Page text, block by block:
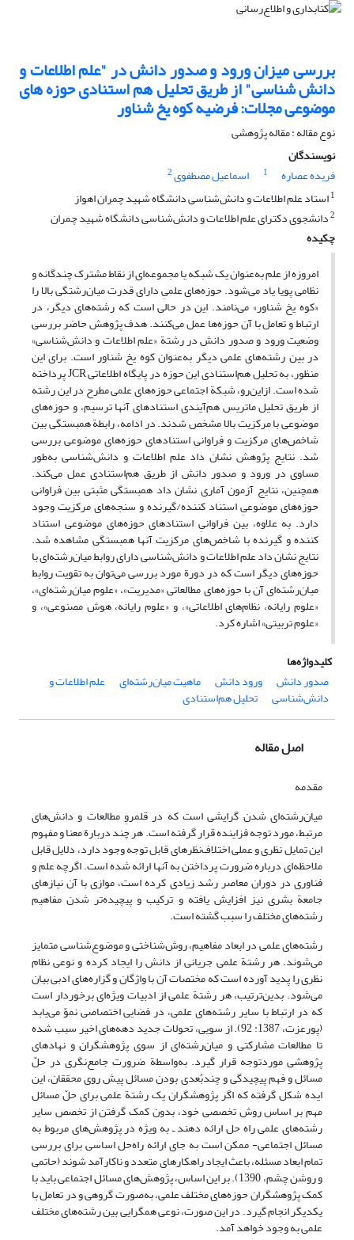
بررسی میزان ورود و صدور دانش در "علم اطلاعات و
دانش شناسی" از طریق تحلیل هم استنادی حوزه های
موضوعی مجلات: فرضیه کوه یخ شناور
نوع مقاله : مقاله پژوهشی
نویسندگان
فریده عصاره
1 اسماعیل مصطفوی2
1استاد علم اطلاعات و دانش‌شناسی دانشگاه شهید چمران اهواز
2دانشجوی دکترای علم اطلاعات و دانش‌شناسی دانشگاه شهید چمران
چکیده
امروزه از علم به‌عنوان یک شبکه یا مجموعه‌ای از نقاط مشترک چندگانه و
نظامی پویا یاد می‌شود. حوزه‌های علمیِ دارای قدرت میان‌رشتگی بالا را
«کوه یخ شناور» می‌نامند. این در حالی است که رشته‌های دیگر، در
ارتباط و تعامل با آن حوزه‌ها عمل می‌کنند. هدف پژوهش حاضر بررسی
وضعیت ورود و صدور دانش در رشتة «علم اطلاعات و دانش‌شناسی»
در بین رشته‌های علمی دیگر به‌عنوان کوه یخ شناور است. برای این
منظور، به تحلیل هم‌استنادی این حوزه در پایگاه اطلاعاتی JCR پرداخته
‌شده است. ازاین‌رو، شبکة اجتماعی حوزه‌های علمی مطرح در این رشته
از طریق تحلیل ماتریس هم‌آیندی استنادهای آنها ترسیم، و حوزه‌های
موضوعی با مرکزیت بالا مشخص شدند. در ادامه، رابطة همبستگی بین
شاخص‌های مرکزیت و فراوانی استنادهای حوزه‌های موضوعی بررسی
شد. نتایج پژوهش نشان داد علم اطلاعات و دانش‌شناسی به‌طور
مساوی در ورود و صدور دانش از طریق هم‌استنادی عمل می‌کند.
همچنین، نتایج آزمون آماری نشان داد همبستگی مثبتی بین فراوانی
حوزه‌های موضوعیِ استناد کننده/گیرنده و سنجه‌های مرکزیت وجود
دارد. به علاوه، بین فراوانیِ استنادهای حوزه‌های موضوعی استناد
کننده و گیرنده با شاخص‌های مرکزیت آنها همبستگی مشاهده شد.
نتایج نشان داد علم اطلاعات و دانش‌شناسی دارای روابط میان‌رشته‌ای با
حوزه‌های دیگر است که در دورة مورد بررسی می‌توان به تقویت روابط
میان‌رشته‌ای آن با حوزه‌های مطالعاتی «مدیریت»، «علوم میان‌رشته‌ای»،
«علوم رایانه، نظام‌های اطلاعاتی»، و «علوم رایانه، هوش مصنوعی»، و
«علوم تربیتی» اشاره کرد.
کلیدواژه‌ها
صدور دانش
ورود دانش ماهیت میان‌رشته‌ای علم اطلاعات و
دانش‌شناسی تحلیل هم‌استنادی
اصل مقاله
مقدمه
میان‌رشته‌ای شدن گرایشی است که در قلمروِ مطالعات و دانش‌های
مرتبط، مورد توجه فزاینده قرار گرفته است. هر چند دربارة معنا و مفهوم
این تمایل نظری و عملی اختلاف‌نظرهای قابل توجه وجود دارد، دلایل قابل
ملاحظه‌ای درباره ضرورت پرداختن به آنها ارائه شده است. اگرچه علم و
فناوری در دوران معاصر رشد زیادی کرده است، موازی با آن نیازهای
جامعة بشری نیز افزایش یافته و ترکیب و پیچیده‌تر شدن مفاهیم
رشته‌های مختلف را سبب گشته است.
رشته‌های علمی در ابعاد مفاهیم، روش‌شناختی و موضوع‌شناسی متمایز
می‌شوند. هر رشتة علمی جریانی از دانش را ایجاد کرده و نوعی نظام
نظری را پدید آورده است که مختصات آن با واژگان و گزاره‌های ادبی بیان
می‌شود. بدین‌ترتیب، هر رشتة علمی از ادبیات ویژه‌ای برخوردار است
که در ارتباط با سایر رشته‌های علمی، در فضایی اختصاصی نموّ می‌یابد
(پورعزت، 1387: 92). از سویی، تحولات جدید دهه‌های اخیر سبب شده
تا مطالعات مشارکتی و میان‌رشته‌ای از سوی پژوهشگران و نهادهای
پژوهشی موردتوجه قرار گیرد. به‌واسطة ضرورت جامع‌نگری در حلّ
مسائل و فهم پیچیدگی و چندبُعدی بودن مسائل پیش روی محققان، این
ایده شکل گرفته که اگر پژوهشگران یک رشتة علمی برای حلّ مسائل
مهم بر اساس روش تخصصی خود، بدون کمک گرفتن از تخصص سایر
رشته‌های علمی راه حل ارائه دهند ­ـ به ویژه در پژوهش‌های مربوط به
مسائل اجتماعی- ممکن است به جای ارائه راه‌حل اساسی برای بررسی
تمام ابعاد مسئله، باعث ایجاد راهکارهای متعدد و ناکارآمد شوند (حاتمی
و روشن چشم، 1390). بر این اساس، پژوهش‌های مسائل اجتماعی باید با
کمک پژوهشگران حوزه‌های مختلف علمی، به‌صورت گروهی و در تعامل با
یکدیگر انجام گیرد. در این صورت، نوعی همگرایی بین رشته‌های مختلف
علمی به وجود خواهد آمد.